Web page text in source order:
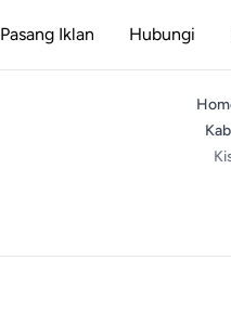
Pasang Iklan Hubungi